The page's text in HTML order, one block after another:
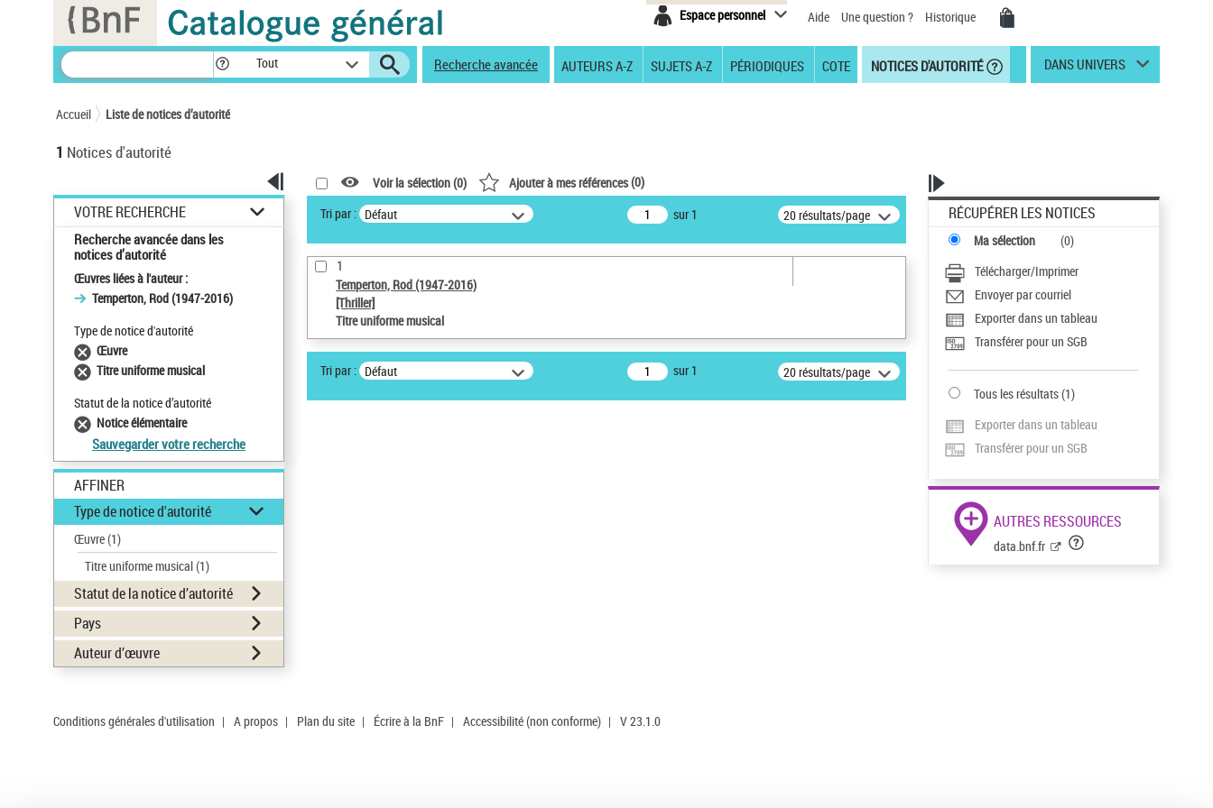
Espace personnel Aide Une question ? Historique
Tout Recherche avancée AUTEURS A-Z SUJETS A-Z PÉRIODIQUES COTE NOTICES D'AUTORITÉ DANS UNIVERS
Accueil Liste de notices d’autorité
1 Notices d'autorité
VOTRE RECHERCHE
Recherche avancée dans les
notices d’autorité
Œuvres liées à l'auteur :
Temperton, Rod (1947-2016)
Type de notice d'autorité
Œuvre
Titre uniforme musical
Statut de la notice d’autorité
Notice élémentaire
Sauvegarder votre recherche
AFFINER
Type de notice d'autorité
Œuvre(1)
Titre uniforme musical(1)
Statut de la notice d’autorité
Pays
Auteur d’œuvre
Voir la sélection (0) Ajouter à mes références(0)
Tri par : Défaut sur 1 20 résultats/page
1
Temperton, Rod (1947-2016)
[Thriller]
Titre uniforme musical
Tri par : Défaut sur 1 20 résultats/page
RÉCUPÉRER LES NOTICES
Ma sélection (0)
Télécharger/Imprimer
Envoyer par courriel
Exporter dans un tableau
Transférer pour un SGB
Tous les résultats(1)
Exporter dans un tableau
Transférer pour un SGB
AUTRES RESSOURCES
data.bnf.fr
Conditions générales d'utilisation | A propos | Plan du site | Écrire à la BnF | Accessibilité (non conforme) | V 23.1.0
Panneau de gestion des cookies